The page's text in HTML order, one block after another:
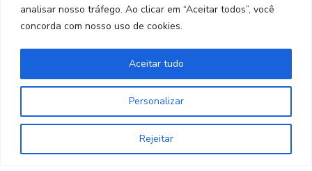
analisar nosso tráfego. Ao clicar em “Aceitar todos”, você
concorda com nosso uso de cookies.
Personalizar
Rejeitar
Aceitar tudo
contato@fabricadestickers.com.br
Pack de figurinhas
Institucional